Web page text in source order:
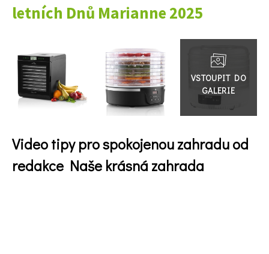
65 Kč
letních Dnů Marianne 2025
do
galerie
Video tipy pro spokojenou zahradu od
redakce Naše krásná zahrada